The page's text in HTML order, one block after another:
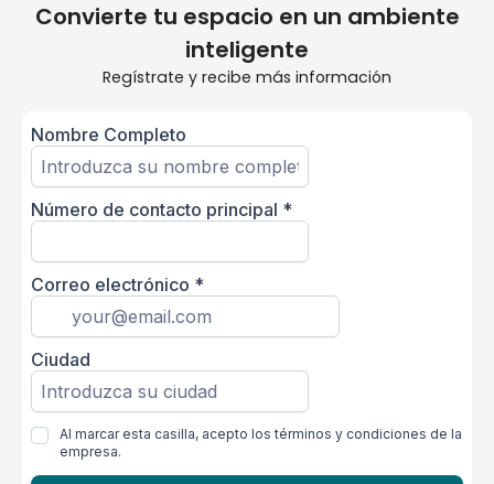
Convierte tu espacio en un ambiente
inteligente
Regístrate y recibe más información